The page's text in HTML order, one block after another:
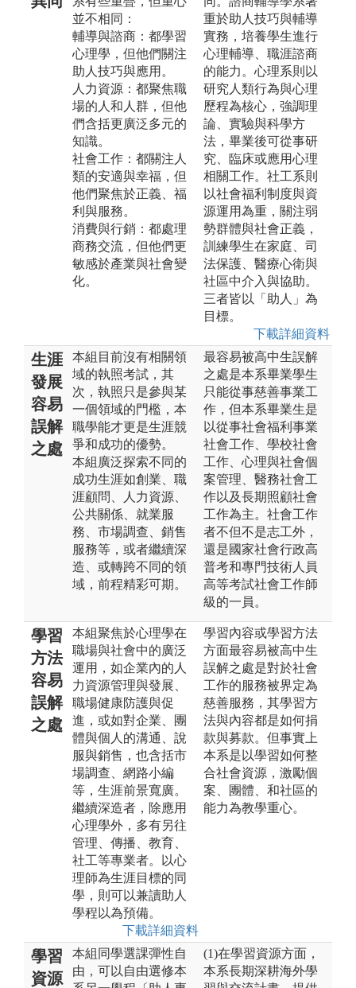
並不相同：
輔導與諮商：都學習
心理學，但他們關注
助人技巧與應用。
人力資源：都聚焦職
場的人和人群，但他
們含括更廣泛多元的
知識。
社會工作：都關注人
類的安適與幸福，但
他們聚焦於正義、福
利與服務。
消費與行銷：都處理
商務交流，但他們更
敏感於產業與社會變
化。
重於助人技巧與輔導
實務，培養學生進行
心理輔導、職涯諮商
的能力。心理系則以
研究人類行為與心理
歷程為核心，強調理
論、實驗與科學方
法，畢業後可從事研
究、臨床或應用心理
相關工作。社工系則
以社會福利制度與資
源運用為重，關注弱
勢群體與社會正義，
訓練學生在家庭、司
法保護、醫療心衛與
社區中介入與協助。
三者皆以「助人」為
目標。
下載詳細資料
生涯
發展
容易
誤解
之處
本組目前沒有相關領
域的執照考試，其
次，執照只是參與某
一個領域的門檻，本
職學能才更是生涯競
爭和成功的優勢。
本組廣泛探索不同的
成功生涯如創業、職
涯顧問、人力資源、
公共關係、就業服
務、市場調查、銷售
服務等，或者繼續深
造、或轉跨不同的領
域，前程精彩可期。
最容易被高中生誤解
之處是本系畢業學生
只能從事慈善事業工
作，但本系畢業生是
以從事社會福利事業
社會工作、學校社會
工作、心理與社會個
案管理、醫務社會工
作以及長期照顧社會
工作為主。社會工作
者不但不是志工外，
還是國家社會行政高
普考和專門技術人員
高等考試社會工作師
級的一員。
學習
方法
容易
誤解
之處
本組聚焦於心理學在
職場與社會中的廣泛
運用，如企業內的人
力資源管理與發展、
職場健康防護與促
進，或如對企業、團
體與個人的溝通、說
服與銷售，也含括市
場調查、網路小編
等，生涯前景寬廣。
繼續深造者，除應用
心理學外，多有另往
管理、傳播、教育、
社工等專業者。以心
理師為生涯目標的同
學，則可以兼讀助人
學程以為預備。
下載詳細資料
學習內容或學習方法
方面最容易被高中生
誤解之處是對於社會
工作的服務被界定為
慈善服務，其學習方
法與內容都是如何捐
款與募款。但事實上
本系是以學習如何整
合社會資源，激勵個
案、團體、和社區的
能力為教學重心。
學習
資源
本組同學選課彈性自
由，可以自由選修本
(1)在學習資源方面，
本系長期深耕海外學